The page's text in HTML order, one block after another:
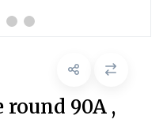
90A ,